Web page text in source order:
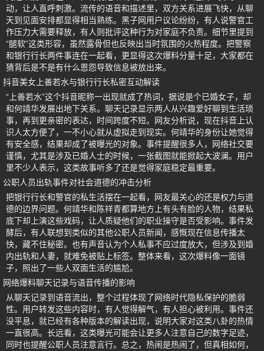
动，让人直呼刺激。流传的语音和描述里，双方关系进展飞快，从聊
天到见面安排都显得相当熟练。黑子网用户议论纷纷，有人说警官工
作压力大需要释放，有人则批评这种行为对家庭不负责。细节里提到
“腿软”这类形容，虽然露骨但也反映出当时氛围的火热程度。把警察
和银行行长两件事连在一起看，更显得这次爆料分量十足，大家都在
猜背后是不是有什么恩怨导致信息被放出来。
抖音美女上善若水与银行行长私密互动解读
“上善若水”这个抖音昵称一出现就成了热词，据说是个已婚女子，却
和何靖华发展出地下关系。聊天记录显示两人从兴趣爱好聊到生活琐
事，再到更亲密的表达，时间跨度不短。网友分析说，现在抖音上认
识人太方便了，一不小心就从虚拟走到现实。何靖华的身份让她觉得
有安全感，结果却成了被曝光的对象。事件提醒很多人，网络社交要
谨慎，尤其是涉及已婚人士的时候，一张截图就能掀起大波澜。用户
里不少人表示，这类故事听多了还是觉得家庭稳定最重要。
公职人员出轨事件对社会道德的冲击分析
把银行行长和警官的私生活摆在一起看，网友最关心的还是权力与道
德的边界问题。何靖华和陈祥青都算地方上有头有脸的人物，结果私
底下却上演这些戏码，让人质疑他们的职业操守是否受影响。事件发
酵后，有人联想到类似的其他公职人员新闻，感慨现在信息传播太
快，藏不住秘密。也有声音认为个人私事不应过度放大，但涉及到婚
内出轨和人妻，就难免被贴上标签。整体来看，这次爆料像一面镜
子，照出了一些人双面生活的尴尬。
网络爆料聊天记录与语音传播的影响
从聊天记录到语音流出，整个过程体现了网络时代隐私保护的脆弱
性。用户转发这些内容时，有人觉得解气，有人担心被利用。事件还
没平息，就已经有各种版本的解读出现，说明大家对这类八卦的热情
一直很高。长远看，这类曝光可能会让更多人注意自己的数字足迹，
同时也提醒公职人员注意言行。总之，热闹是热闹了，但真相如何，